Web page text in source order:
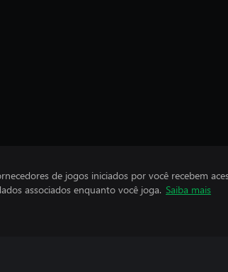
de jogos iniciados por você recebem
associados enquanto você joga. Saiba mais